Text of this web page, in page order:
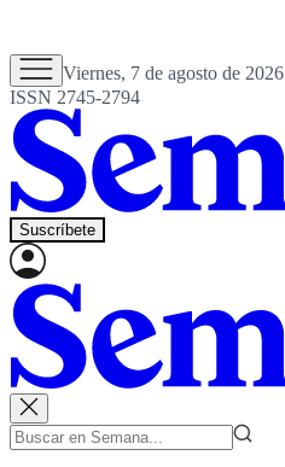
Viernes, 7 de agosto de 2026
ISSN 2745-2794
Suscríbete